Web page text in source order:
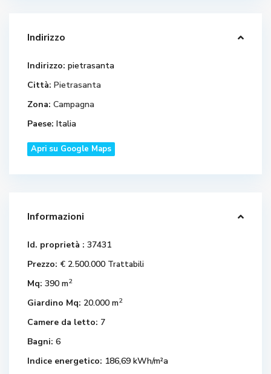
Indirizzo
Indirizzo: pietrasanta
Città: Pietrasanta
Zona: Campagna
Paese: Italia
Apri su Google Maps
Informazioni
Id. proprietà : 37431
Prezzo: € 2.500.000 Trattabili
Mq: 390 m2
Giardino Mq: 20.000 m2
Camere da letto: 7
Bagni: 6
Indice energetico: 186,69 kWh/m²a